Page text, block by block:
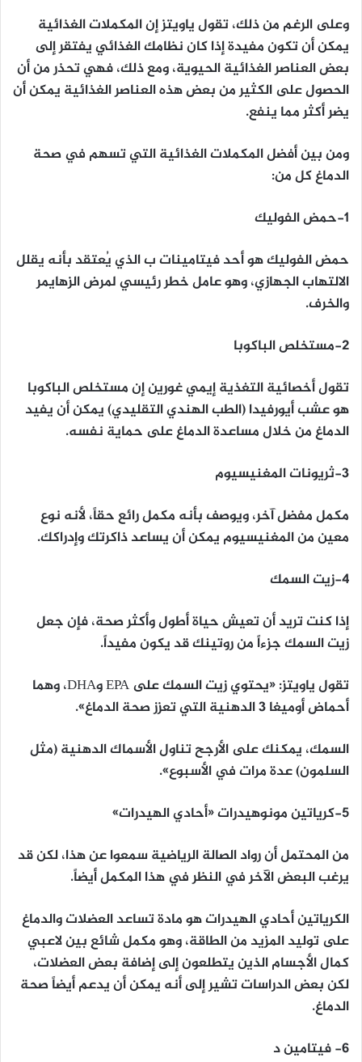
وعلى الرغم من ذلك، تقول ياويتز إن المكملات الغذائية
يمكن أن تكون مفيدة إذا كان نظامك الغذائي يفتقر إلى
بعض العناصر الغذائية الحيوية، ومع ذلك، فهي تحذر من أن
الحصول على الكثير من بعض هذه العناصر الغذائية يمكن أن
يضر أكثر مما ينفع.
ومن بين أفضل المكملات الغذائية التي تسهم في صحة
الدماغ كل من:
1-حمض الفوليك
حمض الفوليك هو أحد فيتامينات ب الذي يُعتقد بأنه يقلل
الالتهاب الجهازي، وهو عامل خطر رئيسي لمرض الزهايمر
والخرف.
2-مستخلص الباكوبا
تقول أخصائية التغذية إيمي غورين إن مستخلص الباكوبا
هو عشب أيورفيدا (الطب الهندي التقليدي) يمكن أن يفيد
الدماغ من خلال مساعدة الدماغ على حماية نفسه.
3-ثريونات المغنيسيوم
مكمل مفضل آخر، ويوصف بأنه مكمل رائع حقاً، لأنه نوع
معين من المغنيسيوم يمكن أن يساعد ذاكرتك وإدراكك.
4-زيت السمك
إذا كنت تريد أن تعيش حياة أطول وأكثر صحة، فإن جعل
زيت السمك جزءاً من روتينك قد يكون مفيداً.
تقول ياويتز: «يحتوي زيت السمك على EPA وDHA، وهما
أحماض أوميغا 3 الدهنية التي تعزز صحة الدماغ».
السمك، يمكنك على الأرجح تناول الأسماك الدهنية (مثل
السلمون) عدة مرات في الأسبوع».
5-كرياتين مونوهيدرات «أحادي الهيدرات»
من المحتمل أن رواد الصالة الرياضية سمعوا عن هذا، لكن قد
يرغب البعض الآخر في النظر في هذا المكمل أيضاً.
الكرياتين أحادي الهيدرات هو مادة تساعد العضلات والدماغ
على توليد المزيد من الطاقة، وهو مكمل شائع بين لاعبي
كمال الأجسام الذين يتطلعون إلى إضافة بعض العضلات،
لكن بعض الدراسات تشير إلى أنه يمكن أن يدعم أيضاً صحة
الدماغ.
6- فيتامين د